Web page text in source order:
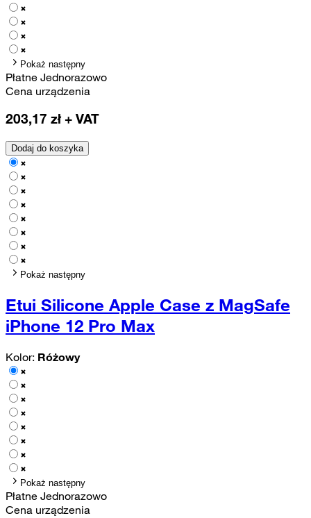
Pokaż następny
Płatne Jednorazowo
Cena urządzenia
203,17 zł + VAT
Dodaj do koszyka
Pokaż następny
Etui Silicone Apple Case z MagSafe
iPhone 12 Pro Max
Kolor: Różowy
Pokaż następny
Płatne Jednorazowo
Cena urządzenia